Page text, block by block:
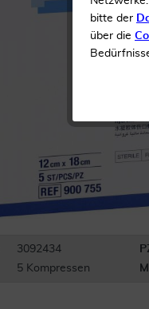
3092434
5 Kompressen
bitte der
über die